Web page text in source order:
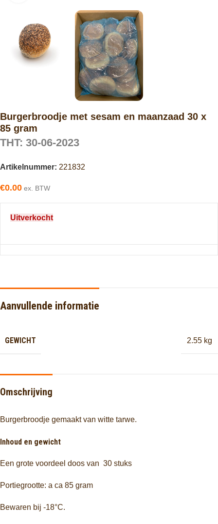
Burgerbroodje met sesam en maanzaad 30 x
85 gram
THT: 30-06-2023
Artikelnummer: 221832
€0.00 ex. BTW
Uitverkocht
Aanvullende informatie
GEWICHT 2.55 kg
Omschrijving
Burgerbroodje gemaakt van witte tarwe.
Inhoud en gewicht
Een grote voordeel doos van 30 stuks
Portiegrootte: a ca 85 gram
Bewaren bij -18°C.